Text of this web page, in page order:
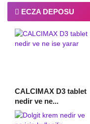
ECZA DEPOSU
CALCIMAX D3 tablet
nedir ve ne...